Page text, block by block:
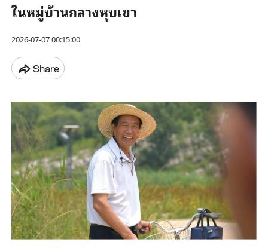
ในหมู่บ้านกลางหุบเขา
2026-07-07 00:15:00
Share